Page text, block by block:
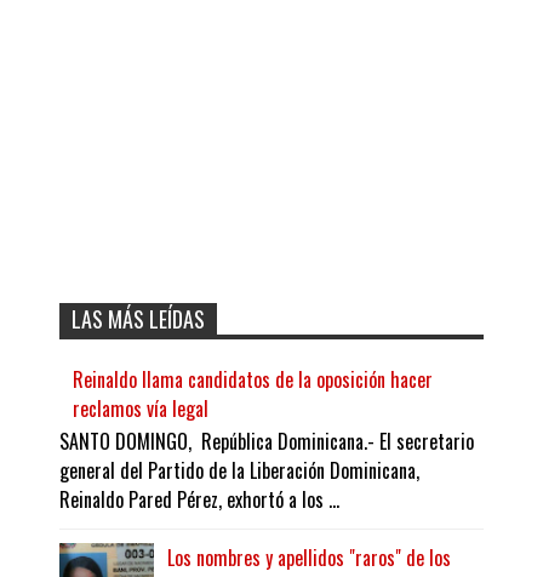
LAS MÁS LEÍDAS
Reinaldo llama candidatos de la oposición hacer
reclamos vía legal
SANTO DOMINGO, República Dominicana.- El secretario
general del Partido de la Liberación Dominicana,
Reinaldo Pared Pérez, exhortó a los ...
Los nombres y apellidos "raros" de los